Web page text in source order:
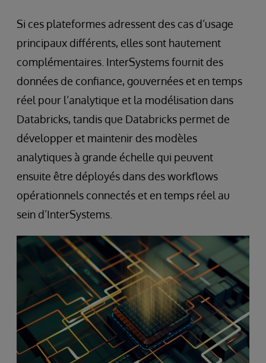
Si ces plateformes adressent des cas d’usage
principaux différents, elles sont hautement
complémentaires. InterSystems fournit des
données de confiance, gouvernées et en temps
réel pour l’analytique et la modélisation dans
Databricks, tandis que Databricks permet de
développer et maintenir des modèles
analytiques à grande échelle qui peuvent
ensuite être déployés dans des workflows
opérationnels connectés et en temps réel au
sein d’InterSystems.